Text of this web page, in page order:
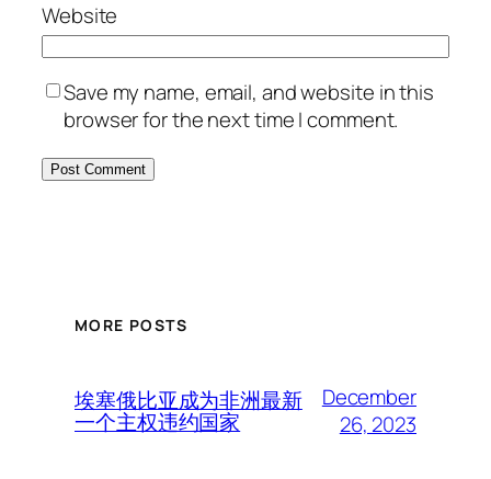
Website
Save my name, email, and website in this
browser for the next time I comment.
MORE POSTS
埃塞俄比亚成为非洲最新
一个主权违约国家
December
26, 2023